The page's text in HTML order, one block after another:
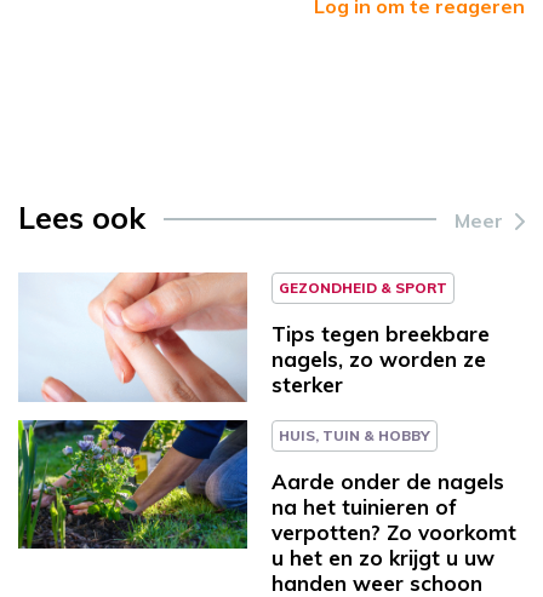
Log in om te reageren
Lees ook Meer
GEZONDHEID & SPORT
Tips tegen breekbare
nagels, zo worden ze
sterker
HUIS, TUIN & HOBBY
Aarde onder de nagels
na het tuinieren of
verpotten? Zo voorkomt
u het en zo krijgt u uw
handen weer schoon